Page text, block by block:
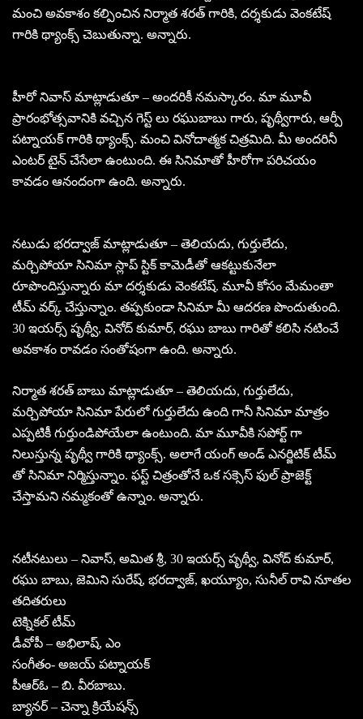
మంచి అవకాశం కల్పించిన నిర్మాత శరత్ గారికి, దర్శకుడు వెంకటేష్
గారికి థ్యాంక్స్ చెబుతున్నా. అన్నారు.
హీరో నివాస్ మాట్లాడుతూ – అందరికీ నమస్కారం. మా మూవీ
ప్రారంభోత్సవానికి వచ్చిన గెస్ట్ లు రఘుబాబు గారు, పృథ్వీగారు, ఆర్పీ
పట్నాయక్ గారికి థ్యాంక్స్. మంచి వినోదాత్మక చిత్రమిది. మీ అందరినీ
ఎంటర్ టైన్ చేసేలా ఉంటుంది. ఈ సినిమాతో హీరోగా పరిచయం
కావడం ఆనందంగా ఉంది. అన్నారు.
నటుడు భరద్వాజ్ మాట్లాడుతూ – తెలియదు, గుర్తులేదు,
మర్చిపోయా సినిమా స్లాప్ స్టిక్ కామెడీతో ఆకట్టుకునేలా
రూపొందిస్తున్నారు మా దర్శకుడు వెంకటేష్. మూవీ కోసం మేమంతా
టీమ్ వర్క్ చేస్తున్నాం. తప్పకుండా సినిమా మీ ఆదరణ పొందుతుంది.
30 ఇయర్స్ పృథ్వీ, వినోద్ కుమార్, రఘు బాబు గారితో కలిసి నటించే
అవకాశం రావడం సంతోషంగా ఉంది. అన్నారు.
నిర్మాత శరత్ బాబు మాట్లాడుతూ – తెలియదు, గుర్తులేదు,
మర్చిపోయా సినిమా పేరులో గుర్తులేదు ఉంది గానీ సినిమా మాత్రం
ఎప్పటికీ గుర్తుండిపోయేలా ఉంటుంది. మా మూవీకి సపోర్ట్ గా
నిలుస్తున్న పృథ్వీ గారికి థ్యాంక్స్. అలాగే యంగ్ అండ్ ఎనర్జిటిక్ టీమ్
తో సినిమా నిర్మిస్తున్నాం. ఫస్ట్ చిత్రంతోనే ఒక సక్సెస్ ఫుల్ ప్రాజెక్ట్
చేస్తామని నమ్మకంతో ఉన్నాం. అన్నారు.
నటీనటులు – నివాస్, అమిత శ్రీ, 30 ఇయర్స్ పృథ్వీ, వినోద్ కుమార్,
రఘు బాబు, జెమిని సురేష్, భరద్వాజ్, ఖయ్యూం, సునీల్ రావి నూతల
తదితరులు
టెక్నికల్ టీమ్
డీవోపీ – అభిలాష్, ఎం
సంగీతం- అజయ్ పట్నాయక్
పీఆర్ఓ – బి. వీరబాబు.
బ్యానర్ – చెన్నా క్రియేషన్స్